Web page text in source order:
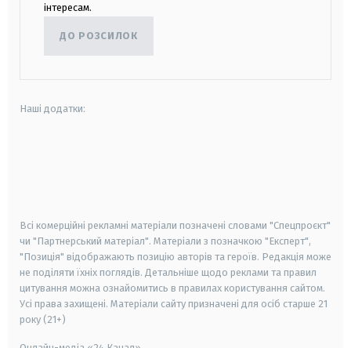
інтересам.
ДО РОЗСИЛОК
Наші додатки:
Всі комерційні рекламні матеріали позначені словами "Спецпроєкт"
чи "Партнерський матеріал". Матеріали з позначкою "Експерт",
"Позиція" відображають позицію авторів та героїв. Редакція може
не поділяти їхніх поглядів. Детальніше щодо реклами та правил
цитування можна ознайомитись в правилах користування сайтом.
Усі права захищені. Матеріали сайту призначені для осіб старше 21
року (21+)